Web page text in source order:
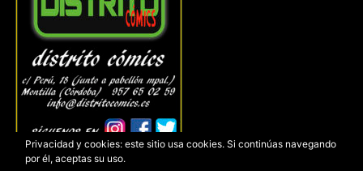
Privacidad y cookies: este sitio usa cookies. Si continúas navegando
por él, aceptas su uso.